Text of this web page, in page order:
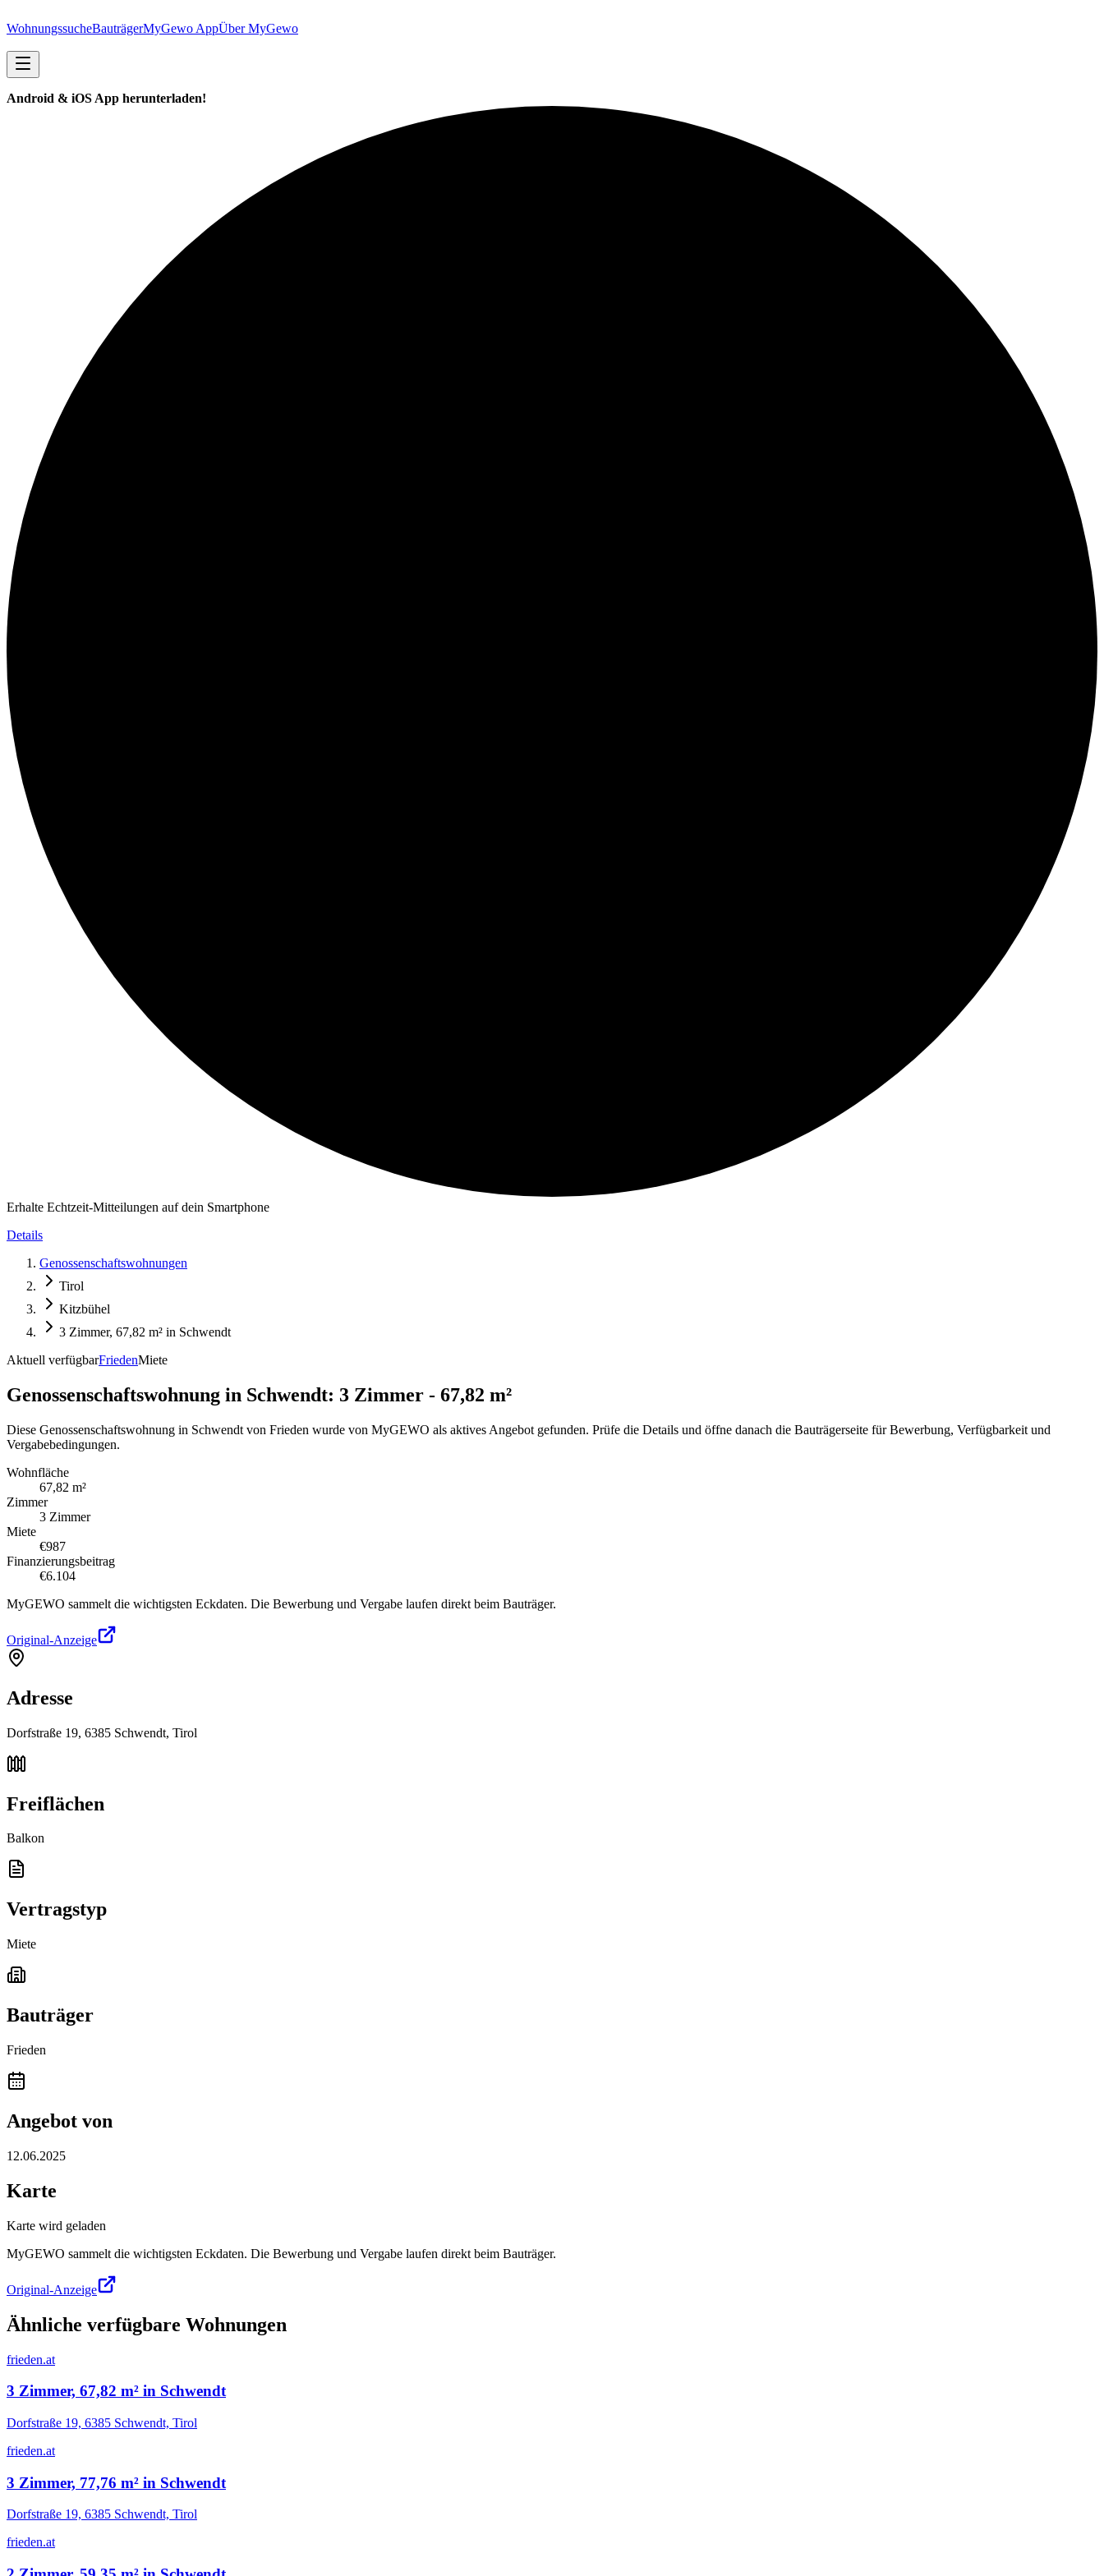
WohnungssucheBauträgerMyGewo AppÜber MyGewo
Android & iOS App herunterladen!
Erhalte Echtzeit-Mitteilungen auf dein Smartphone
Details
Genossenschaftswohnungen
Tirol
Kitzbühel
3 Zimmer, 67,82 m² in Schwendt
Aktuell verfügbarFriedenMiete
Genossenschaftswohnung in Schwendt: 3 Zimmer - 67,82 m²
Diese Genossenschaftswohnung in Schwendt von Frieden wurde von MyGEWO als aktives Angebot gefunden. Prüfe die Details und öffne danach die Bauträgerseite für Bewerbung, Verfügbarkeit und
Vergabebedingungen.
Wohnfläche
67,82 m²
Zimmer
3 Zimmer
Miete
€987
Finanzierungsbeitrag
€6.104
MyGEWO sammelt die wichtigsten Eckdaten. Die Bewerbung und Vergabe laufen direkt beim Bauträger.
Original-Anzeige
Adresse
Dorfstraße 19, 6385 Schwendt, Tirol
Freiflächen
Balkon
Vertragstyp
Miete
Bauträger
Frieden
Angebot von
12.06.2025
Karte
Karte wird geladen
MyGEWO sammelt die wichtigsten Eckdaten. Die Bewerbung und Vergabe laufen direkt beim Bauträger.
Original-Anzeige
Ähnliche verfügbare Wohnungen
frieden.at
3 Zimmer, 67,82 m² in Schwendt
Dorfstraße 19, 6385 Schwendt, Tirol
frieden.at
3 Zimmer, 77,76 m² in Schwendt
Dorfstraße 19, 6385 Schwendt, Tirol
frieden.at